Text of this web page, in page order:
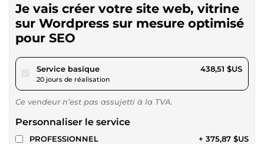
Je vais créer votre site web, vitrine
sur Wordpress sur mesure optimisé
pour SEO
Service basiquepour 404,16 $US
20 jours de réalisation
438,51 $US
Ce vendeur n’est pas assujetti à la TVA.
Personnaliser le service
PROFESSIONNEL + 375,87 $US